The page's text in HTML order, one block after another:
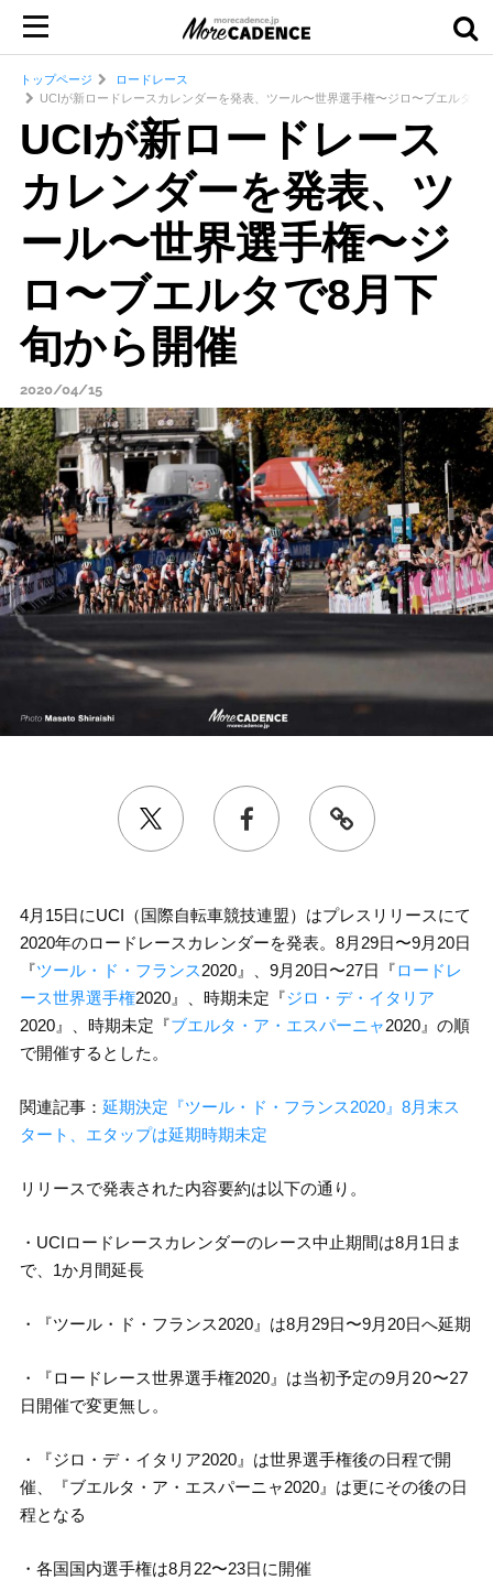
トップページ
ロードレース
UCIが新ロードレースカレンダーを発表、ツール〜世界選手権〜ジロ〜ブエルタで
UCIが新ロードレース
カレンダーを発表、ツ
ール〜世界選手権〜ジ
ロ〜ブエルタで8月下
旬から開催
2020/04/15
4月15日にUCI（国際自転車競技連盟）はプレスリリースにて
2020年のロードレースカレンダーを発表。8月29日〜9月20日
『ツール・ド・フランス2020』、9月20日〜27日『ロードレ
ース世界選手権2020』、時期未定『ジロ・デ・イタリア
2020』、時期未定『ブエルタ・ア・エスパーニャ2020』の順
で開催するとした。
関連記事： 延期決定『ツール・ド・フランス2020』8月末ス
タート、エタップは延期時期未定
リリースで発表された内容要約は以下の通り。
・UCIロードレースカレンダーのレース中止期間は8月1日ま
で、1か月間延長
・『ツール・ド・フランス2020』は8月29日〜9月20日へ延期
・『ロードレース世界選手権2020』 は当初予定の9月20〜27
日開催で変更無し。
・『ジロ・デ・イタリア2020』は世界選手権後の日程で開
催、『ブエルタ・ア・エスパーニャ2020』は更にその後の日
程となる
・各国国内選手権は8月22〜23日に開催